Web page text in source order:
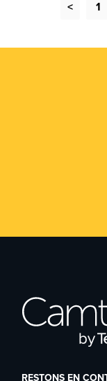
< 1
RESTONS EN